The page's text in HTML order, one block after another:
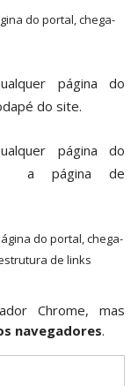
do portal, chega-
página do
do site.
página do
a página de
do portal, chega-
de links
Chrome, mas
navegadores.